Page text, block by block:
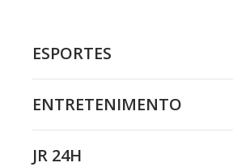
ESPORTES
ENTRETENIMENTO
JR 24H